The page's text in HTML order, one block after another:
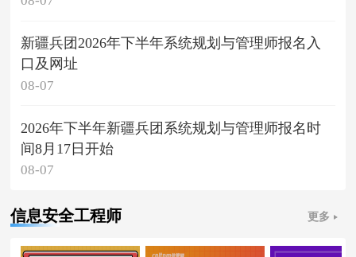
新疆兵团2026年下半年系统规划与管理师报名入
口及网址
08-07
2026年下半年新疆兵团系统规划与管理师报名时
间8月17日开始
08-07
信息安全工程师 更多